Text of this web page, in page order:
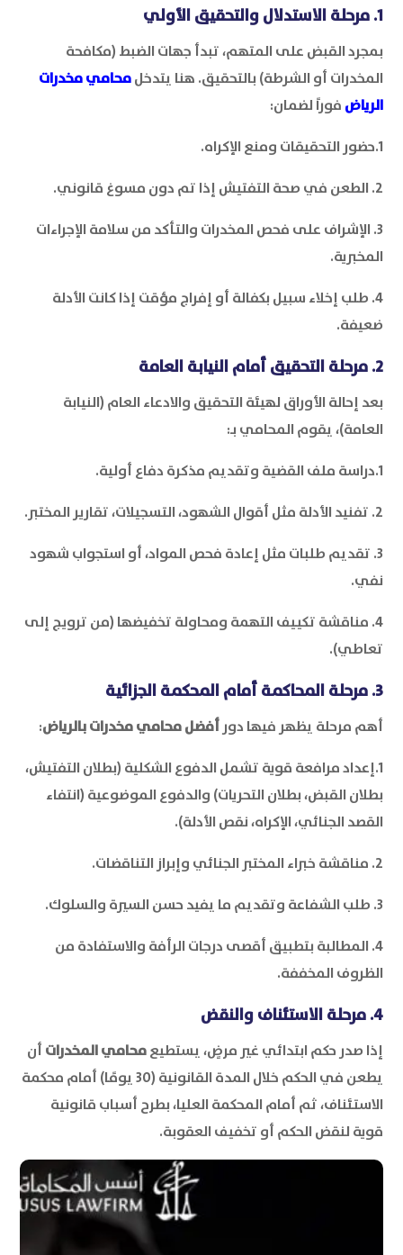
1. مرحلة الاستدلال والتحقيق الأولي
بمجرد القبض على المتهم، تبدأ جهات الضبط (مكافحة
المخدرات أو الشرطة) بالتحقيق. هنا يتدخلمحامي مخدرات
الرياض فوراً لضمان:
1.حضور التحقيقات ومنع الإكراه.
2. الطعن في صحة التفتيش إذا تم دون مسوغ قانوني.
3. الإشراف على فحص المخدرات والتأكد من سلامة الإجراءات
المخبرية.
4. طلب إخلاء سبيل بكفالة أو إفراج مؤقت إذا كانت الأدلة
ضعيفة.
2. مرحلة التحقيق أمام النيابة العامة
بعد إحالة الأوراق لهيئة التحقيق والادعاء العام (النيابة
العامة)، يقوم المحامي بـ:
1.دراسة ملف القضية وتقديم مذكرة دفاع أولية.
2. تفنيد الأدلة مثل أقوال الشهود، التسجيلات، تقارير المختبر.
3. تقديم طلبات مثل إعادة فحص المواد، أو استجواب شهود
نفي.
4. مناقشة تكييف التهمة ومحاولة تخفيضها (من ترويج إلى
تعاطي).
3. مرحلة المحاكمة أمام المحكمة الجزائية
أهم مرحلة يظهر فيها دورأفضل محامي مخدرات بالرياض:
1.إعداد مرافعة قوية تشمل الدفوع الشكلية (بطلان التفتيش،
بطلان القبض، بطلان التحريات) والدفوع الموضوعية (انتفاء
القصد الجنائي، الإكراه، نقص الأدلة).
2. مناقشة خبراء المختبر الجنائي وإبراز التناقضات.
3. طلب الشفاعة وتقديم ما يفيد حسن السيرة والسلوك.
4. المطالبة بتطبيق أقصى درجات الرأفة والاستفادة من
الظروف المخففة.
4. مرحلة الاستئناف والنقض
إذا صدر حكم ابتدائي غير مرضٍ، يستطيعمحامي المخدرات أن
يطعن في الحكم خلال المدة القانونية (30 يومًا) أمام محكمة
الاستئناف، ثم أمام المحكمة العليا، بطرح أسباب قانونية
قوية لنقض الحكم أو تخفيف العقوبة.